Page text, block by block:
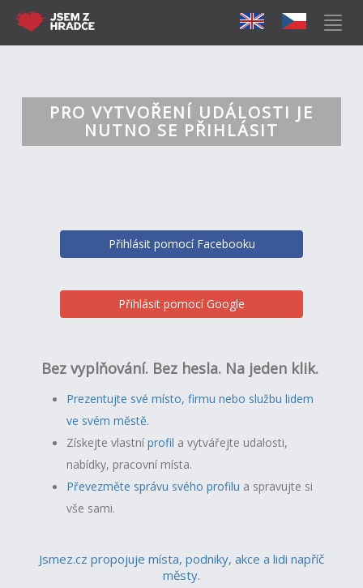
PRO VYTVOŘENÍ UDÁLOSTI JE
NUTNO SE PŘIHLÁSIT
Přihlásit pomocí Facebooku
Přihlásit pomocí Google
Bez vyplňování. Bez hesla. Na jeden klik.
Prezentujte své místo, firmu nebo službu lidem
ve svém městě.
Získejte vlastníprofil a vytvářejte udalosti,
nabídky, pracovní místa.
Převezměte správu svého profilu a spravujte si
vše sami.
Jsmez.cz propojuje místa, podniky, akce a lidi napříč
městy.